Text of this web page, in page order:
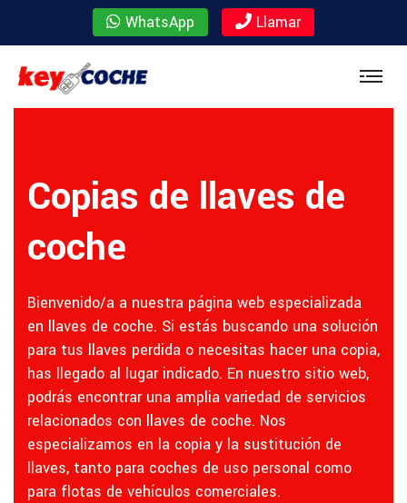
WhatsApp Llamar
Copias de llaves de
coche
Bienvenido/a a nuestra página web especializada
en llaves de coche. Si estás buscando una solución
para tus llaves perdida o necesitas hacer una copia,
has llegado al lugar indicado. En nuestro sitio web,
podrás encontrar una amplia variedad de servicios
relacionados con llaves de coche. Nos
especializamos en la copia y la sustitución de
llaves, tanto para coches de uso personal como
para flotas de vehículos comerciales.